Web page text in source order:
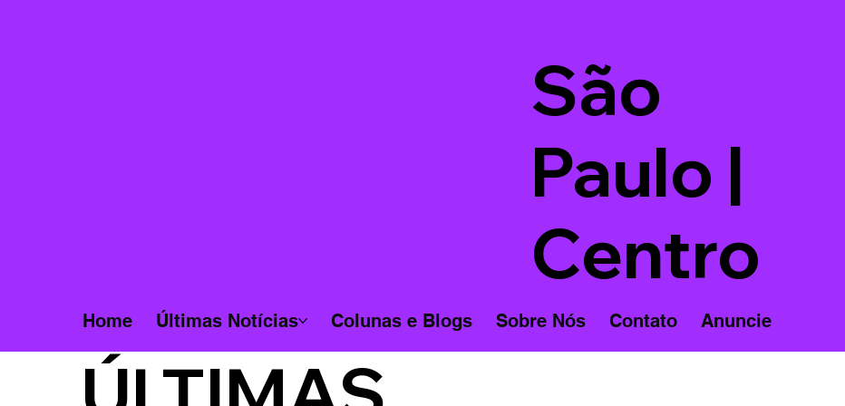
São
Paulo |
Centro
Home Últimas Notícias Colunas e Blogs Sobre Nós Contato Anuncie